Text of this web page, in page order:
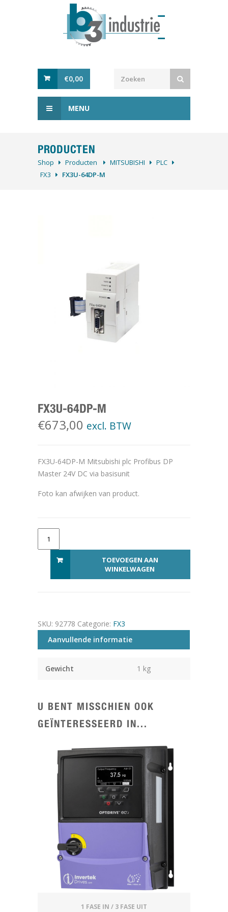
€0,00
MENU
PRODUCTEN
Shop Producten MITSUBISHI
PLC
FX3
FX3U-64DP-M
FX3U-64DP-M
€673,00 excl. BTW
FX3U-64DP-M Mitsubishi plc Profibus DP
Master 24V DC via basisunit
Foto kan afwijken van product.
TOEVOEGEN AAN
WINKELWAGEN
SKU: 92778 Categorie: FX3
Aanvullende informatie
Gewicht 1 kg
U BENT MISSCHIEN OOK
GEÏNTERESSEERD IN...
1 FASE IN / 3 FASE UIT